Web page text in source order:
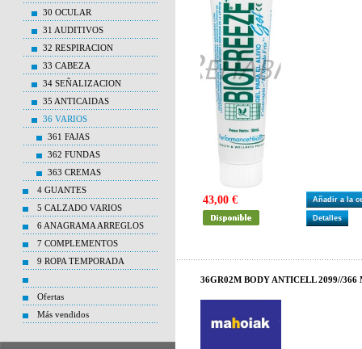
30 OCULAR
31 AUDITIVOS
32 RESPIRACION
33 CABEZA
34 SEÑALIZACION
35 ANTICAIDAS
36 VARIOS
361 FAJAS
362 FUNDAS
363 CREMAS
4 GUANTES
5 CALZADO VARIOS
6 ANAGRAMA ARREGLOS
7 COMPLEMENTOS
9 ROPA TEMPORADA
Ofertas
Más vendidos
43,00 € Añadir a la
Detalles
36GR02M BODY ANTICELL 2099//366